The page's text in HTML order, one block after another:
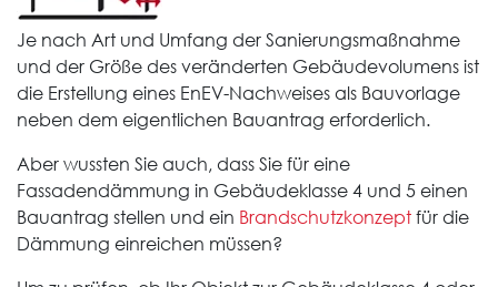
Je nach Art und Umfang der Sanierungsmaßnahme
und der Größe des veränderten Gebäudevolumens ist
die Erstellung eines EnEV-Nachweises als Bauvorlage
neben dem eigentlichen Bauantrag erforderlich.
Aber wussten Sie auch, dass Sie für eine
Fassadendämmung in Gebäudeklasse 4 und 5 einen
Bauantrag stellen und ein Brandschutzkonzept für die
Dämmung einreichen müssen?